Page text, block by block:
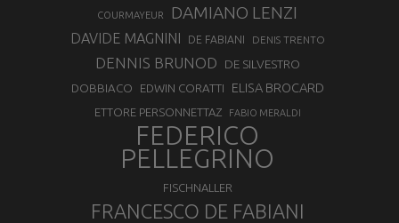
COURMAYEUR DAMIANO LENZI
DAVIDE MAGNINI DE FABIANI DENIS TRENTO
DENNIS BRUNOD DE SILVESTRO
DOBBIACO EDWIN CORATTI ELISA BROCARD
ETTORE PERSONNETTAZ FABIO MERALDI
FEDERICO
PELLEGRINO
FISCHNALLER
FRANCESCO DE FABIANI